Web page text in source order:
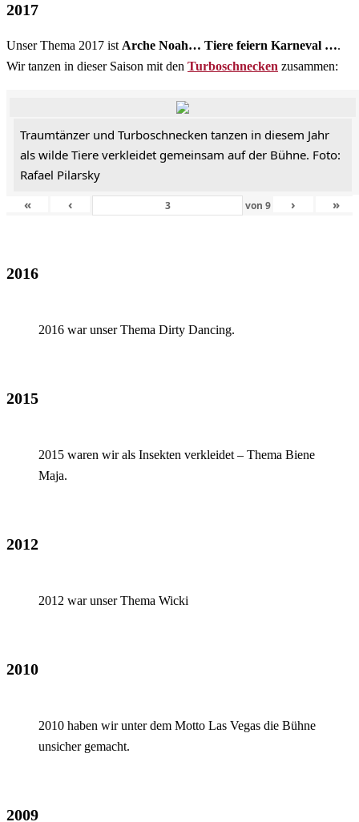
2017
Unser Thema 2017 ist Arche Noah… Tiere feiern Karneval ….
Wir tanzen in dieser Saison mit den Turboschnecken zusammen:
Traumtänzer und Turboschnecken tanzen in diesem Jahr
als wilde Tiere verkleidet gemeinsam auf der Bühne. Foto:
Rafael Pilarsky
«
‹ von9 › »
2016
2016 war unser Thema Dirty Dancing.
2015
2015 waren wir als Insekten verkleidet – Thema Biene
Maja.
2012
2012 war unser Thema Wicki
2010
2010 haben wir unter dem Motto Las Vegas die Bühne
unsicher gemacht.
2009